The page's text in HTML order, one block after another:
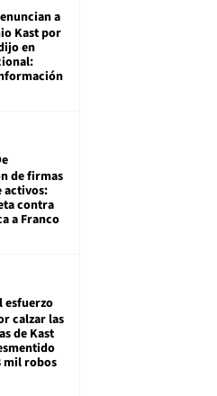
a
Kast por
en
de firmas
activos:
contra
a Franco
esfuerzo
calzar las
de Kast
mil robos